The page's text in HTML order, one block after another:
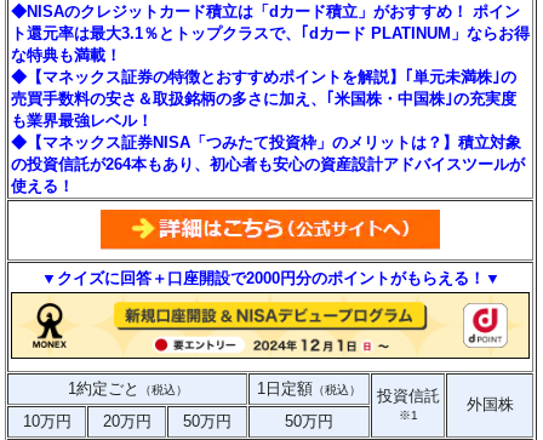
◆NISAのクレジットカード積立は「dカード積立」がおすすめ！ ポイン
ト還元率は最大3.1％とトップクラスで、｢dカード PLATINUM」ならお得
な特典も満載！
◆【マネックス証券の特徴とおすすめポイントを解説】｢単元未満株｣の
売買手数料の安さ＆取扱銘柄の多さに加え、｢米国株・中国株｣の充実度
も業界最強レベル！
◆【マネックス証券NISA「つみたて投資枠」のメリットは？】積立対象
の投資信託が264本もあり、初心者も安心の資産設計アドバイスツールが
使える！
▼クイズに回答＋口座開設で2000円分のポイントがもらえる！▼
1約定ごと （税込） 1日定額 （税込） 投資信託
※1
外国株
10万円
20万円 50万円 50万円